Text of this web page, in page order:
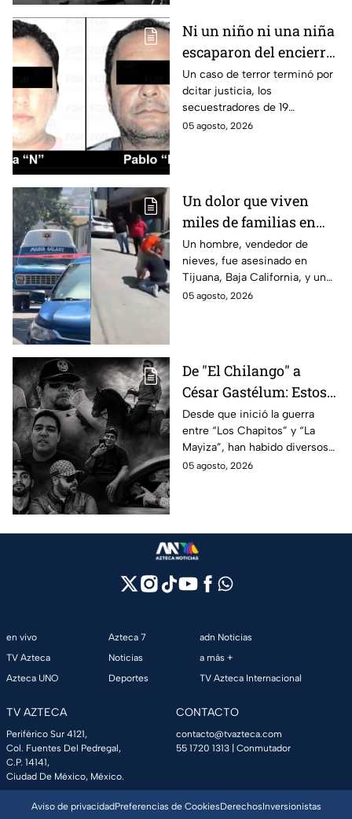
Ni un niño ni una niña
escaparon del encierro:
así cayó la pareja que
retenía a 19 migrantes
en Puebla
Un caso de terror terminó por
dcitar justicia, los
secuestradores de 19
migrantes recibieron una
05 agosto, 2026
Un dolor que viven
miles de familias en
México: Así se
enteraron los
familiares de un
vendedor de nieves de
Un hombre, vendedor de
nieves, fue asesinado en
Tijuana, Baja California, y un
reportero captó el momento
05 agosto, 2026
De "El Chilango" a
César Gastélum: Estos
son los 10 influencers
asesinados por la
guerra entre "Los
Chapitos" y "La Mayiza"
Desde que inició la guerra
entre “Los Chapitos” y “La
Mayiza”, han habido diversos
asesinatos, entre ellos los de
05 agosto, 2026
en vivo
TV Azteca
Azteca UNO
Azteca 7
Noticias
Deportes
adn Noticias
a más +
TV Azteca Internacional
TV AZTECA
Periférico Sur 4121,
Col. Fuentes Del Pedregal,
C.P. 14141,
Ciudad De México, México.
CONTACTO
contacto@tvazteca.com
55 1720 1313 | Conmutador
Aviso de privacidadPreferencias de CookiesDerechosInversionistas